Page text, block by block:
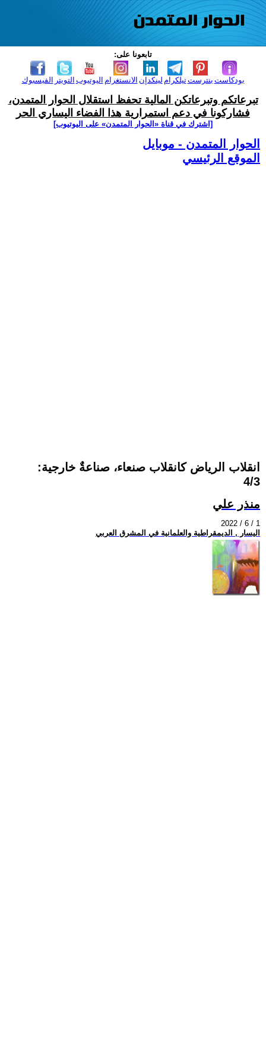
تابعونا على:
الفيسبوك التويتر اليوتيوب الانستغرام لينكدإن تيلكرامبنترست بودكاست
تبرعاتكم وتبرعاتكن المالية تحفظ استقلال الحوار المتمدن،
فشاركونا في دعم استمرارية هذا الفضاء اليساري الحر
[اشترك في قناة ‫«الحوار المتمدن» على اليوتيوب]
الحوار المتمدن - موبايل
الموقع الرئيسي
انقلاب الرياض كانقلاب صنعاء، صناعةٌ خارجية:
4/3
منذر علي
2022 / 6 / 1
اليسار , الديمقراطية والعلمانية في المشرق العربي